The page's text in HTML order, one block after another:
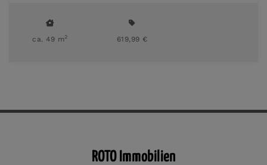
ca. 49 m2 619,99 €
ROTO Immobilien